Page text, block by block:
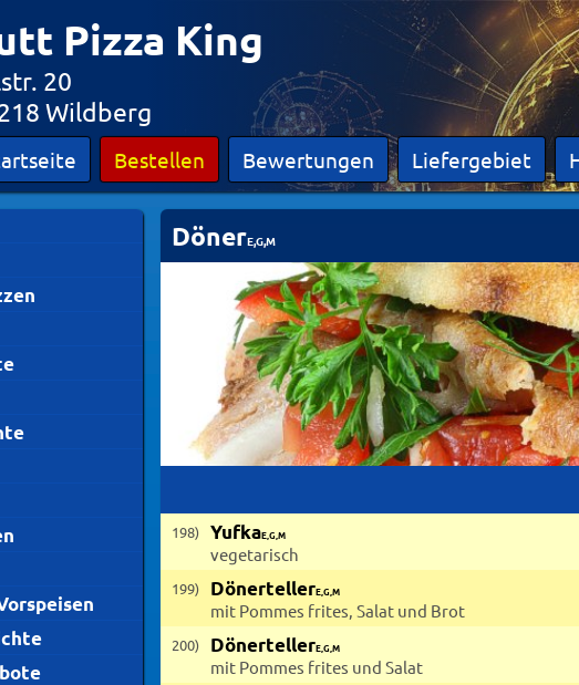
Pizza King
20
Wildberg
Bestellen Bewertungen Liefergebiet
DönerE,G,M
198) YufkaE,G,M
vegetarisch
199) DönertellerE,G,M
mit Pommes frites, Salat und Brot
200) DönertellerE,G,M
mit Pommes frites und Salat